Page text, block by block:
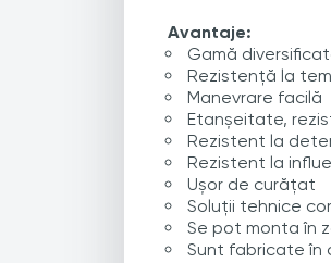
Avantaje:
Gamă
Rezistenţă la
Manevrare facilă
Etanșeitate,
Rezistent la
Rezistent la
Ușor de curăţat
Soluții tehnice
Se pot monta în
Sunt fabricate în